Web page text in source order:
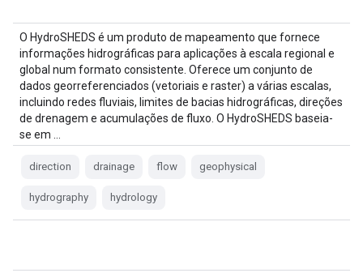
O HydroSHEDS é um produto de mapeamento que fornece
informações hidrográficas para aplicações à escala regional e
global num formato consistente. Oferece um conjunto de
dados georreferenciados (vetoriais e raster) a várias escalas,
incluindo redes fluviais, limites de bacias hidrográficas, direções
de drenagem e acumulações de fluxo. O HydroSHEDS baseia-
se em …
direction drainage flow geophysical
hydrography hydrology